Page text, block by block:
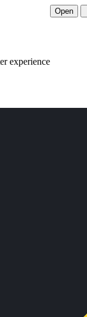
experience
Open